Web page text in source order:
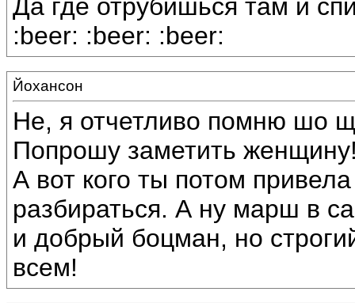
Да где отрубишься там и
:beer: :beer: :beer:
Йохансон
Не, я отчетливо помню шо
Попрошу заметить
А вот кого ты потом
разбираться. А ну марш в
и добрый боцман, но
всем!